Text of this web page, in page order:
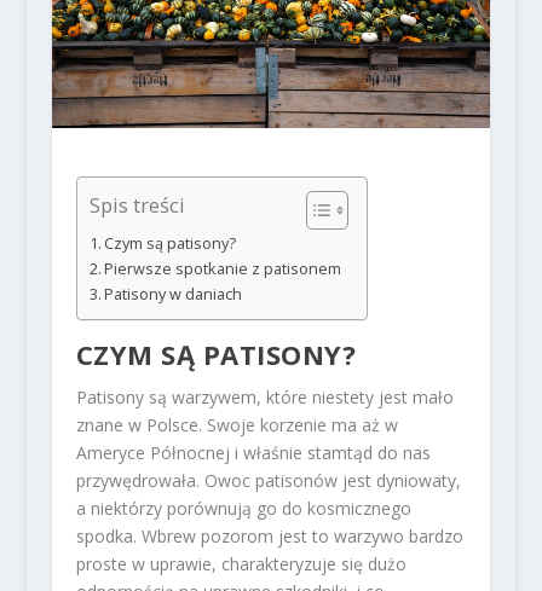
Spis treści
Czym są patisony?
Pierwsze spotkanie z patisonem
Patisony w daniach
CZYM SĄ PATISONY?
Patisony są warzywem, które niestety jest mało
znane w Polsce. Swoje korzenie ma aż w
Ameryce Północnej i właśnie stamtąd do nas
przywędrowała. Owoc patisonów jest dyniowaty,
a niektórzy porównują go do kosmicznego
spodka. Wbrew pozorom jest to warzywo bardzo
proste w uprawie, charakteryzuje się dużo